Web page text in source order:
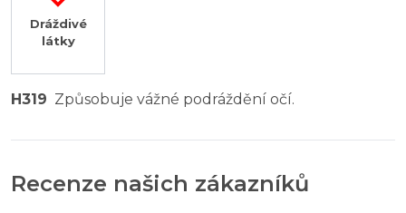
Dráždivé
látky
H319 Způsobuje vážné podráždění očí.
Recenze našich zákazníků